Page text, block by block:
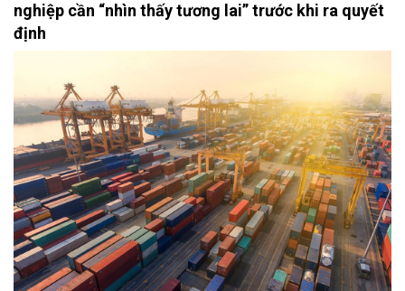
nghiệp cần “nhìn thấy tương lai” trước khi ra quyết
định